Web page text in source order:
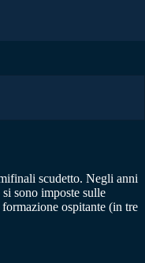
scudetto. Negli anni
sono imposte sulle
ospitante (in tre